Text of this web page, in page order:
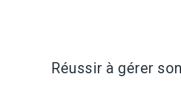
Réussir à gérer